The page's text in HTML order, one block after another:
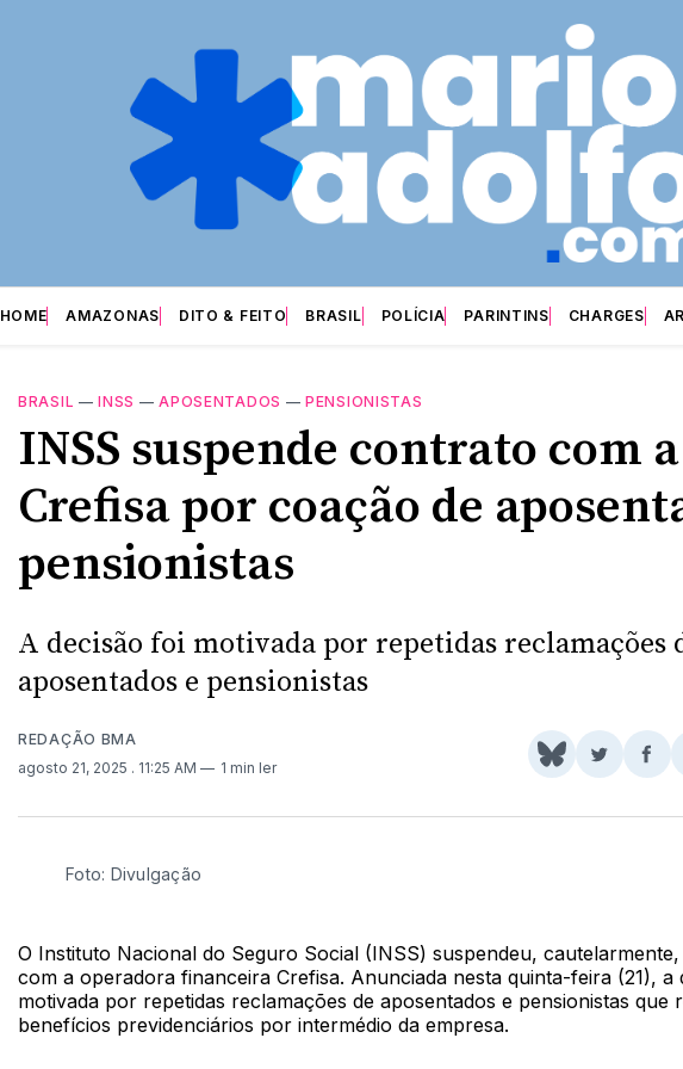
HOME AMAZONAS DITO & FEITO BRASIL POLÍCIA PARINTINS CHARGES
BRASIL —INSS —APOSENTADOS —PENSIONISTAS
INSS suspende contrato com a
Crefisa por coação de
pensionistas
A decisão foi motivada por repetidas reclamações
aposentados e pensionistas
REDAÇÃO BMA
agosto 21, 2025 . 11:25 AM 1 min ler
Share
BlueSkyTwitter
Foto: Divulgação
O Instituto Nacional do Seguro Social (INSS) suspendeu,
com a operadora financeira Crefisa. Anunciada nesta quinta-feira (21), a
motivada por repetidas reclamações de aposentados e pensionistas que
benefícios previdenciários por intermédio da empresa.